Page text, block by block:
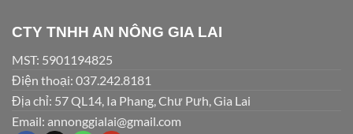
CTY TNHH AN NÔNG GIA LAI
MST: 5901194825
Điện thoại: 037.242.8181
Địa chỉ: 57 QL14, Ia Phang, Chư Pưh, Gia Lai
Email: annonggialai@gmail.com